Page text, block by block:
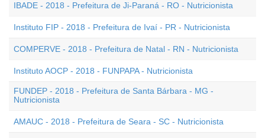
IBADE - 2018 - Prefeitura de Ji-Paraná - RO - Nutricionista
Instituto FIP - 2018 - Prefeitura de Ivaí - PR - Nutricionista
COMPERVE - 2018 - Prefeitura de Natal - RN - Nutricionista
Instituto AOCP - 2018 - FUNPAPA - Nutricionista
FUNDEP - 2018 - Prefeitura de Santa Bárbara - MG -
Nutricionista
AMAUC - 2018 - Prefeitura de Seara - SC - Nutricionista